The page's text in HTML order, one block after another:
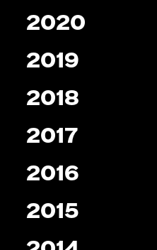
2020
2019
2018
2017
2016
2015